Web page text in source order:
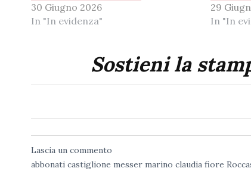
30 Giugno 2026
In "In evidenza"
29
In "In
Sostieni la
Lascia un commento
abbonati castiglione messer marino claudia fiore